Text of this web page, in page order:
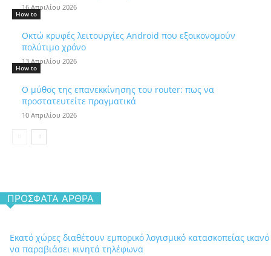
16 Απριλίου 2026
How to
Οκτώ κρυφές λειτουργίες Android που εξοικονομούν
πολύτιμο χρόνο
13 Απριλίου 2026
How to
Ο μύθος της επανεκκίνησης του router: πως να
προστατευτείτε πραγματικά
10 Απριλίου 2026
ΠΡΌΣΦΑΤΑ ΆΡΘΡΑ
Εκατό χώρες διαθέτουν εμπορικό λογισμικό κατασκοπείας ικανό
να παραβιάσει κινητά τηλέφωνα